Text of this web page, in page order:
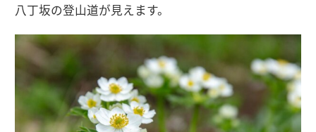
八丁坂の登山道が見えます。